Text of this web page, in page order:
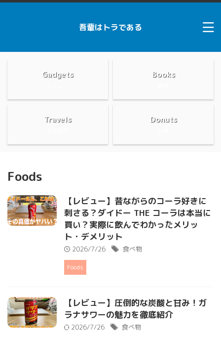
吾輩はトラである
Gadgets Books
Travels Donuts
Foods
【レビュー】昔ながらのコーラ好きに
刺さる？ダイドー THE コーラは本当に
買い？実際に飲んでわかったメリッ
ト・デメリット
2026/7/26 食べ物
Foods
【レビュー】圧倒的な炭酸と甘み！ガ
ラナサワーの魅力を徹底紹介
2026/7/26 食べ物